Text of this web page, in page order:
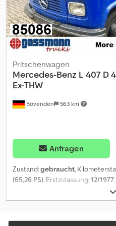
Bovenden 563 km
Pritschenwagen
Mercedes-Benz L 407 D
Ex-THW
Anfragen
Zustand:gebraucht,
(65,26 PS), Erstzulassung:12/1977
,
Gesamtgewicht:4.600 kg,
Sonstige, Getriebetyp: